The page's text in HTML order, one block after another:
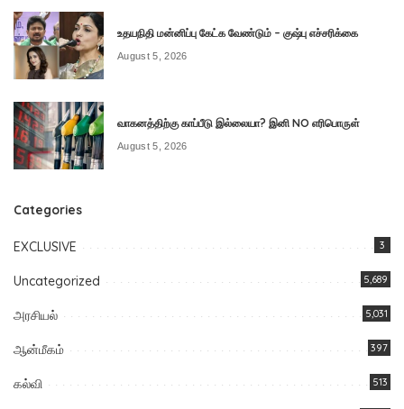
உதயநிதி மன்னிப்பு கேட்க வேண்டும் – குஷ்பு எச்சரிக்கை
August 5, 2026
வாகனத்திற்கு காப்பீடு இல்லையா? இனி NO எரிபொருள்
August 5, 2026
Categories
EXCLUSIVE 3
Uncategorized 5,689
அரசியல் 5,031
ஆன்மீகம் 397
கல்வி 513